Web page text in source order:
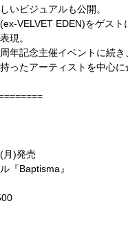
いビジュアルも公開。
VELVET EDEN)をゲス
現。
年記念主催イベントに続
ったアーティストを中心
月)発売
『Baptisma』